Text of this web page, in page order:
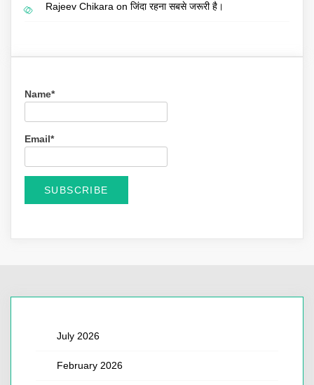
Rajeev Chikara on जिंदा रहना सबसे जरूरी है।
Name*
Email*
July 2026
February 2026